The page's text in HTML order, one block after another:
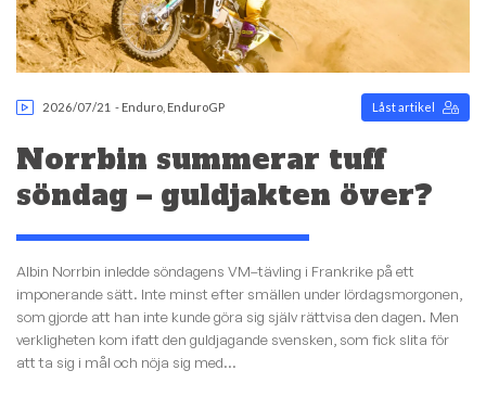
2026/07/21 - Enduro EnduroGP Låst artikel
Norrbin summerar tuff
söndag – guldjakten över?
Albin Norrbin inledde söndagens VM–tävling i Frankrike på ett
imponerande sätt. Inte minst efter smällen under lördagsmorgonen,
som gjorde att han inte kunde göra sig själv rättvisa den dagen. Men
verkligheten kom ifatt den guldjagande svensken, som fick slita för
att ta sig i mål och nöja sig med...